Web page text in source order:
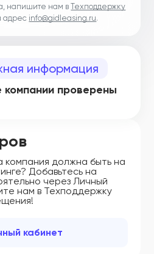
напишите нам вТехподдержку
адрес info@gidleasing.ru.
информация
компании проверены
должна быть на
Добавьтесь на
через Личный
нам в Техподдержку
кабинет